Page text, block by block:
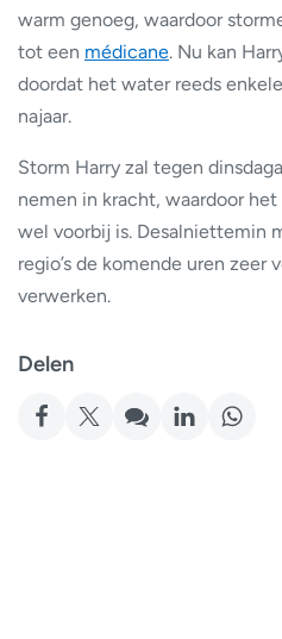
warm genoeg, waardoor
tot een médicane. Nu kan
doordat het water reeds
najaar.
Storm Harry zal tegen
nemen in kracht, waardoor
wel voorbij is. Desalniettemin
regio’s de komende uren zeer
verwerken.
Delen